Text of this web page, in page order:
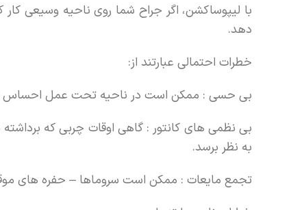
با لیپوساکشن، اگر جراح شما روی ناحیه وسیعی
دهد.
خطرات احتمالی عبارتند از:
بی حسی : ممکن است در ناحیه تحت عمل احساس
بی نظمی های کانتور : گاهی اوقات چربی که
به نظر برسد.
تجمع مایعات : ممکن است سروماها – حفره های